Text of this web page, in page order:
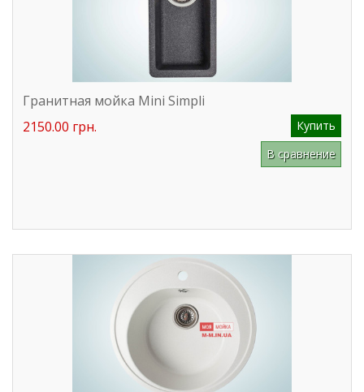
Гранитная мойка Mini Simpli
2150.00 грн.
Купить
В сравнение